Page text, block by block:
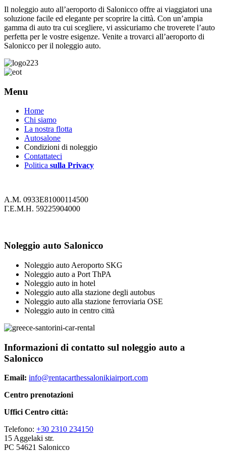
Il noleggio auto all’aeroporto di Salonicco offre ai viaggiatori una
soluzione facile ed elegante per scoprire la città. Con un’ampia
gamma di auto tra cui scegliere, vi assicuriamo che troverete l’auto
perfetta per le vostre esigenze. Venite a trovarci all’aeroporto di
Salonicco per il noleggio auto.
Menu
Home
Chi siamo
La nostra flotta
Autosalone
Condizioni di noleggio
Contattateci
Politica sulla Privacy
Α.Μ. 0933Ε81000114500
Γ.Ε.Μ.Η. 59225904000
Noleggio auto Salonicco
Noleggio auto Aeroporto SKG
Noleggio auto a Port ThPA
Noleggio auto in hotel
Noleggio auto alla stazione degli autobus
Noleggio auto alla stazione ferroviaria OSE
Noleggio auto in centro città
Informazioni di contatto sul noleggio auto a
Salonicco
Email: info@rentacarthessalonikiairport.com
Centro prenotazioni
Uffici Centro città:
Telefono: +30 2310 234150
15 Aggelaki str.
PC 54621 Salonicco